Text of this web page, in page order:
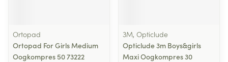
Ortopad
Ortopad For Girls Medium
Oogkompres 50 73222
3M, Opticlude
Opticlude 3m Boys&girls
Maxi Oogkompres 30